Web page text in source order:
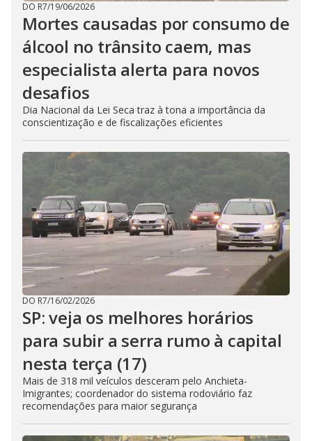
DO R7/19/06/2026
Mortes causadas por consumo de
álcool no trânsito caem, mas
especialista alerta para novos
desafios
Dia Nacional da Lei Seca traz à tona a importância da
conscientização e de fiscalizações eficientes
DO R7/16/02/2026
SP: veja os melhores horários
para subir a serra rumo à capital
nesta terça (17)
Mais de 318 mil veículos desceram pelo Anchieta-
Imigrantes; coordenador do sistema rodoviário faz
recomendações para maior segurança